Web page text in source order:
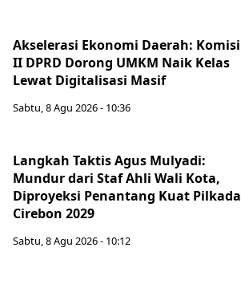
Akselerasi Ekonomi Daerah: Komisi
II DPRD Dorong UMKM Naik Kelas
Lewat Digitalisasi Masif
Sabtu, 8 Agu 2026 - 10:36
Langkah Taktis Agus Mulyadi:
Mundur dari Staf Ahli Wali Kota,
Diproyeksi Penantang Kuat Pilkada
Cirebon 2029
Sabtu, 8 Agu 2026 - 10:12